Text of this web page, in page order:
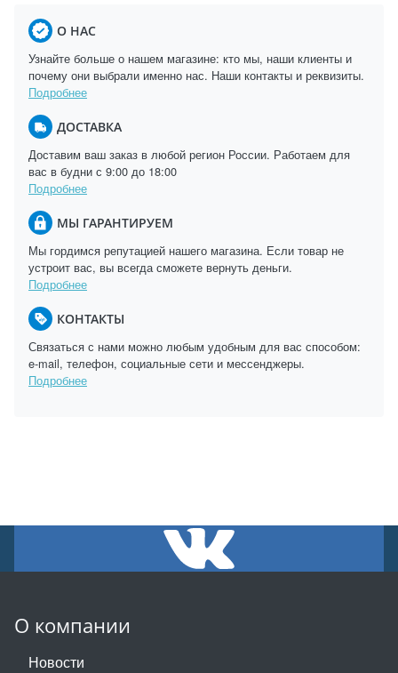
О НАС
Узнайте больше о нашем магазине: кто мы, наши клиенты и
почему они выбрали именно нас. Наши контакты и реквизиты.
Подробнее
ДОСТАВКА
Доставим ваш заказ в любой регион России. Работаем для
вас в будни с 9:00 до 18:00
Подробнее
МЫ ГАРАНТИРУЕМ
Мы гордимся репутацией нашего магазина. Если товар не
устроит вас, вы всегда сможете вернуть деньги.
Подробнее
КОНТАКТЫ
Связаться с нами можно любым удобным для вас способом:
e-mail, телефон, социальные сети и мессенджеры.
Подробнее
О компании
Новости